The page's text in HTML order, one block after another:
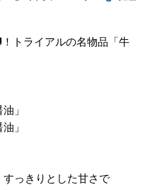
トライアルの名物品「牛
」
」
っきりとした甘さで